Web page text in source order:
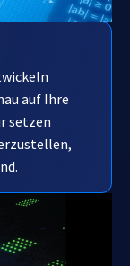
auf Ihre
setzen